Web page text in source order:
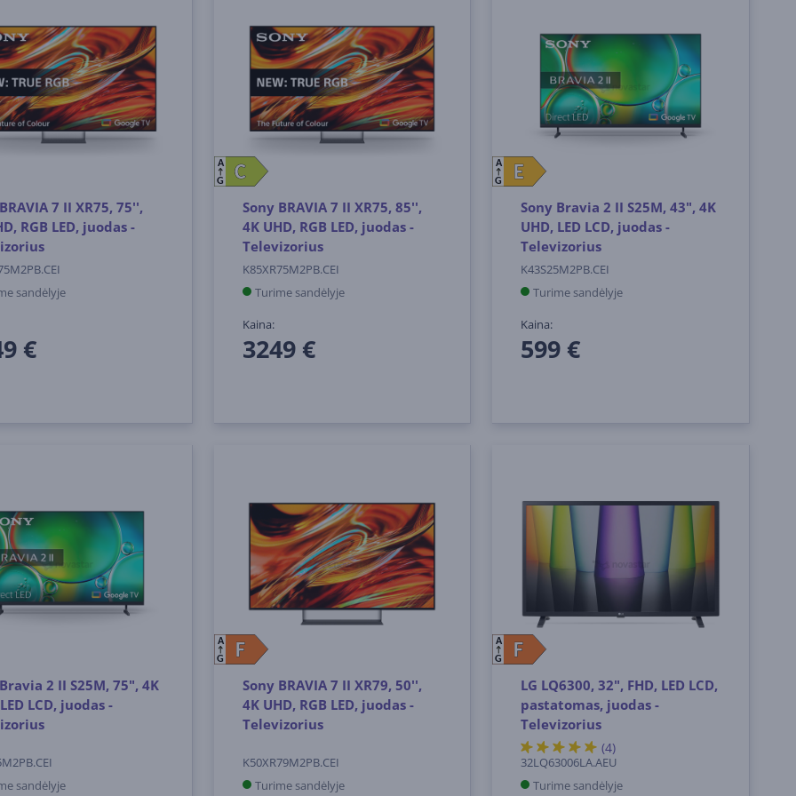
7 II XR75, 75'',
RGB LED, juodas -
sandėlyje
€
C
C
A
G
Sony BRAVIA 7 II XR75, 85'',
4K UHD, RGB LED, juodas -
Televizorius
K85XR75M2PB.CEI
Turime sandėlyje
Kaina:
3249 €
E
E
A
G
Sony Bravia 2 II S25M, 43", 4K
UHD, LED LCD, juodas -
Televizorius
K43S25M2PB.CEI
Turime sandėlyje
Kaina:
599 €
2 II S25M, 75", 4K
LCD, juodas -
sandėlyje
F
F
A
G
Sony BRAVIA 7 II XR79, 50'',
4K UHD, RGB LED, juodas -
Televizorius
K50XR79M2PB.CEI
Turime sandėlyje
F
F
A
G
LG LQ6300, 32", FHD, LED LCD,
pastatomas, juodas -
Televizorius
(4)
32LQ63006LA.AEU
Turime sandėlyje